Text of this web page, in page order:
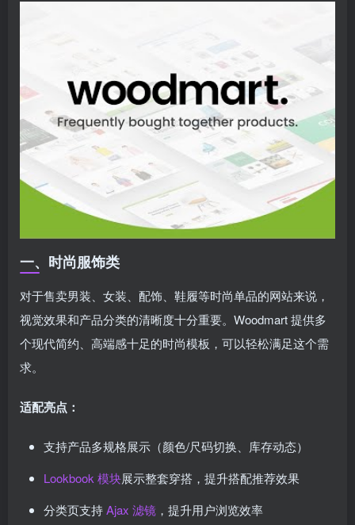
一、时尚服饰类
对于售卖男装、女装、配饰、鞋履等时尚单品的网站来说，
视觉效果和产品分类的清晰度十分重要。Woodmart 提供多
个现代简约、高端感十足的时尚模板，可以轻松满足这个需
求。
适配亮点：
支持产品多规格展示（颜色/尺码切换、库存动态）
Lookbook 模块展示整套穿搭，提升搭配推荐效果
分类页支持Ajax 滤镜 ，提升用户浏览效率